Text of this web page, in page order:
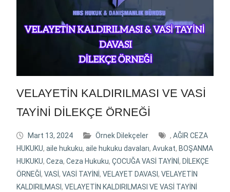
VELAYETİN KALDIRILMASI VE VASİ
TAYİNİ DİLEKÇE ÖRNEĞİ
Mart 13, 2024 Örnek Dilekçeler , AĞIR CEZA
HUKUKU, aile hukuku, aile hukuku davaları, Avukat, BOŞANMA
HUKUKU, Ceza, Ceza Hukuku, ÇOCUĞA VASİ TAYİNİ , DİLEKÇE
ÖRNEĞİ , VASİ , VASİ TAYİNİ , VELAYET DAVASI , VELAYETİN
KALDIRILMASI , VELAYETİN KALDIRILMASI VE VASİ TAYİNİ